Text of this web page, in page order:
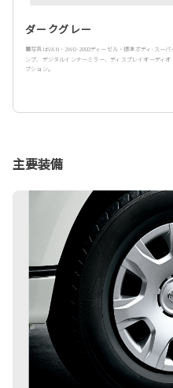
ダークグレー
■写真はVAN・2WD･2800ディーゼル・標準ボディ･スー
ンプ、デジタルインナーミラー、ディスプレイオーディ
プション。
主要装備